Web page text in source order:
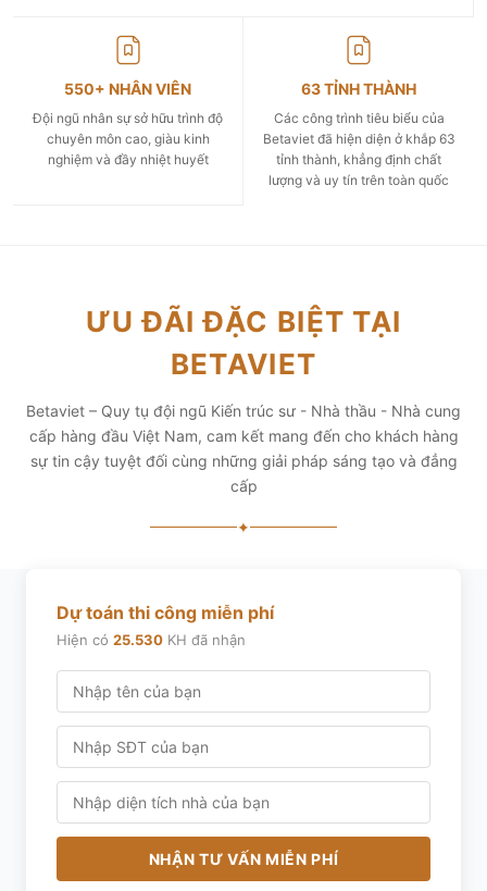
550+ NHÂN VIÊN
Đội ngũ nhân sự sở hữu trình độ
chuyên môn cao, giàu kinh
nghiệm và đầy nhiệt huyết
63 TỈNH THÀNH
Các công trình tiêu biểu của
Betaviet đã hiện diện ở khắp 63
tỉnh thành, khẳng định chất
lượng và uy tín trên toàn quốc
ƯU ĐÃI ĐẶC BIỆT TẠI
BETAVIET
Betaviet – Quy tụ đội ngũ Kiến trúc sư - Nhà thầu - Nhà cung
cấp hàng đầu Việt Nam, cam kết mang đến cho khách hàng
sự tin cậy tuyệt đối cùng những giải pháp sáng tạo và đẳng
cấp
✦
Dự toán thi công miễn phí
Hiện có 25.530 KH đã nhận
NHẬN TƯ VẤN MIỄN PHÍ